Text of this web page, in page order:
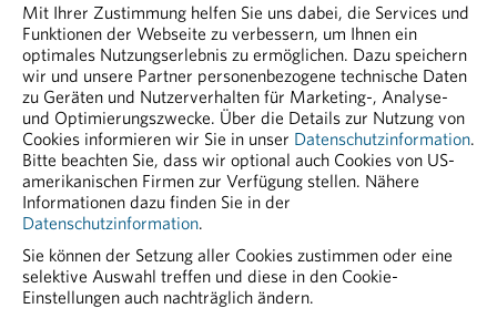
Mediathek
- 0 BYTE
20240124 Positiver Impuls für Forschungsstandort
Österreich.pdf
PDF - 36,42 KB
Mit Ihrer Zustimmung helfen Sie uns dabei, die Services und
Funktionen der Webseite zu verbessern, um Ihnen ein
optimales Nutzungserlebnis zu ermöglichen. Dazu speichern
wir und unsere Partner personenbezogene technische Daten
zu Geräten und Nutzerverhalten für Marketing-, Analyse-
und Optimierungszwecke. Über die Details zur Nutzung von
Cookies informieren wir Sie in unser Datenschutzinformation.
Bitte beachten Sie, dass wir optional auch Cookies von US-
amerikanischen Firmen zur Verfügung stellen. Nähere
Informationen dazu finden Sie in der
Datenschutzinformation.
Sie können der Setzung aller Cookies zustimmen oder eine
selektive Auswahl treffen und diese in den Cookie-
Einstellungen auch nachträglich ändern.